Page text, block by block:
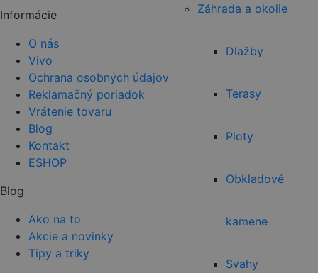
Záhrada a okolie
Dlažby
Terasy
Ploty
Obkladové
kamene
Svahy
Informácie
O nás
Vivo
Ochrana osobných údajov
Reklamačný poriadok
Vrátenie tovaru
Blog
Kontakt
ESHOP
Blog
Ako na to
Akcie a novinky
Tipy a triky